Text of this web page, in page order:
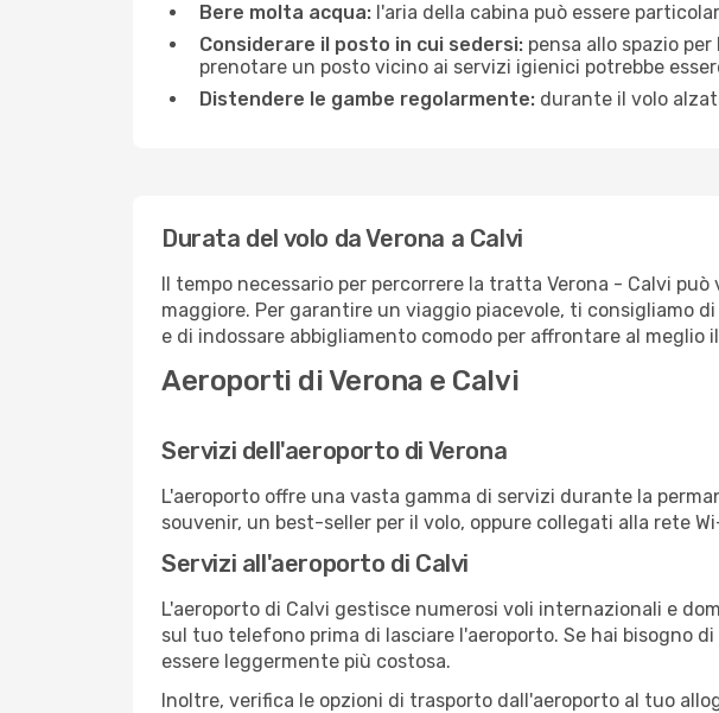
Bere molta acqua: l'aria della cabina può essere
Considerare il posto in cui sedersi: pensa allo spazio
prenotare un posto vicino ai servizi igienici potrebbe
Distendere le gambe regolarmente: durante il volo
Durata del volo da Verona a Calvi
Il tempo necessario per percorrere la tratta Verona - Calvi
maggiore. Per garantire un viaggio piacevole, ti consigliamo
e di indossare abbigliamento comodo per affrontare al meglio
Aeroporti di Verona e Calvi
Servizi dell'aeroporto di Verona
L'aeroporto offre una vasta gamma di servizi durante la
souvenir, un best-seller per il volo, oppure collegati alla rete
Servizi all'aeroporto di Calvi
L'aeroporto di Calvi gestisce numerosi voli internazionali e
sul tuo telefono prima di lasciare l'aeroporto. Se hai bisogno
essere leggermente più costosa.
Inoltre, verifica le opzioni di trasporto dall'aeroporto al tuo